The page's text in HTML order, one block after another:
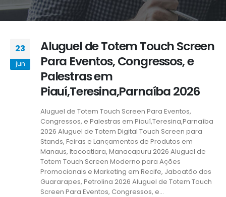
23
jun
Aluguel de Totem Touch Screen
Para Eventos, Congressos, e
Palestras em
Piauí,Teresina,Parnaíba 2026
Aluguel de Totem Touch Screen Para Eventos,
Congressos, e Palestras em Piauí,Teresina,Parnaíba
2026 Aluguel de Totem Digital Touch Screen para
Stands, Feiras e Lançamentos de Produtos em
Manaus, Itacoatiara, Manacapuru 2026 Aluguel de
Totem Touch Screen Moderno para Ações
Promocionais e Marketing em Recife, Jaboatão dos
Guararapes, Petrolina 2026 Aluguel de Totem Touch
Screen Para Eventos, Congressos, e...